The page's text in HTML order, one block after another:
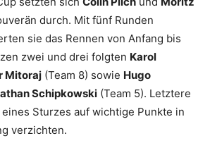
durch. Mit fünf Runden
sie das Rennen von Anfang bis
zwei und drei folgten Karol
Mitoraj (Team 8) sowie Hugo
Schipkowski (Team 5). Letztere
Sturzes auf wichtige Punkte in
verzichten.